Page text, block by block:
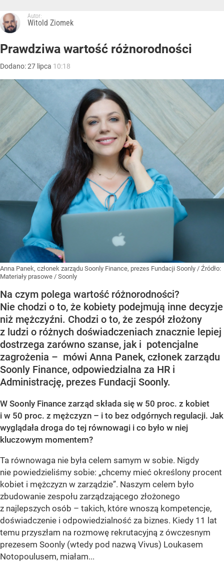
Autor:
Witold Ziomek
Prawdziwa wartość różnorodności
Dodano:27 lipca 10:18
Anna Panek, członek zarządu Soonly Finance, prezes Fundacji Soonly / Źródło:
Materiały prasowe / Soonly
Na czym polega wartość różnorodności?
Nie chodzi o to, że kobiety podejmują inne decyzje
niż mężczyźni. Chodzi o to, że zespół złożony
z ludzi o różnych doświadczeniach znacznie lepiej
dostrzega zarówno szanse, jak i potencjalne
zagrożenia – mówi Anna Panek, członek zarządu
Soonly Finance, odpowiedzialna za HR i
Administrację, prezes Fundacji Soonly.
W Soonly Finance zarząd składa się w 50 proc. z kobiet
i w 50 proc. z mężczyzn – i to bez odgórnych regulacji. Jak
wyglądała droga do tej równowagi i co było w niej
kluczowym momentem?
Ta równowaga nie była celem samym w sobie. Nigdy
nie powiedzieliśmy sobie: „chcemy mieć określony procent
kobiet i mężczyzn w zarządzie”. Naszym celem było
zbudowanie zespołu zarządzającego złożonego
z najlepszych osób – takich, które wnoszą kompetencje,
doświadczenie i odpowiedzialność za biznes. Kiedy 11 lat
temu przyszłam na rozmowę rekrutacyjną z ówczesnym
prezesem Soonly (wtedy pod nazwą Vivus) Loukasem
Notopoulusem, miałam...